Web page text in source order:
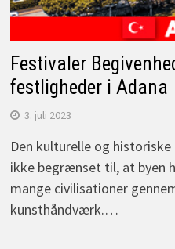
Festivaler
festligheder i Adana
3. juli 2023
Den kulturelle og
ikke begrænset til, at byen
mange civilisationer
kunsthåndværk.…